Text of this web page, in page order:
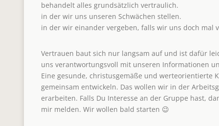
behandelt alles grundsätzlich vertraulich.
in der wir uns unseren Schwächen stellen.
in der wir einander vergeben, falls wir uns doch mal
Vertrauen baut sich nur langsam auf und ist dafür
uns verantwortungsvoll mit unseren Informationen
Eine gesunde, christusgemäße und werteorientierte
gemeinsam entwickeln. Das wollen wir in der
erarbeiten. Falls Du Interesse an der Gruppe hast,
mir melden. Wir wollen bald starten 😉